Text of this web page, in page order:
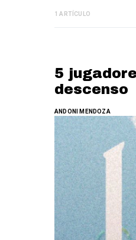
1 ARTÍCULO
5
descenso
ANDONI MENDOZA